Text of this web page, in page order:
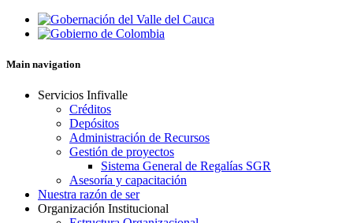
Main navigation
Servicios Infivalle
Créditos
Depósitos
Administración de Recursos
Gestión de proyectos
Sistema General de Regalías SGR
Asesoría y capacitación
Nuestra razón de ser
Organización Institucional